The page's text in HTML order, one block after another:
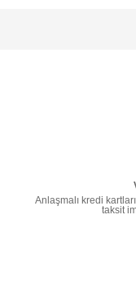
Anlaşmalı kredi
taksit